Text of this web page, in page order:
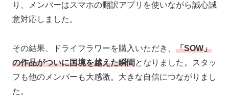
り、メンバーはスマホの翻訳アプリを使いながら誠心誠
意対応しました。
その結果、ドライフラワーを購入いただき、 「SOW」
の作品がついに国境を越えた瞬間となりました。スタッ
フも他のメンバーも大感激。大きな自信につながりまし
た。